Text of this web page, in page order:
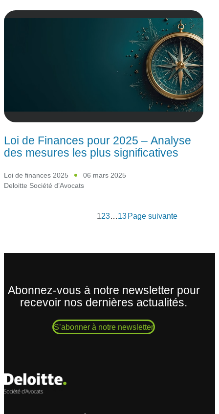
Loi de Finances pour 2025 – Analyse
des mesures les plus significatives
Loi de finances 2025
06 mars 2025
Deloitte Société d’Avocats
123…13Page suivante
Abonnez-vous à notre newsletter pour
recevoir nos dernières actualités.
S’abonner à notre newsletter